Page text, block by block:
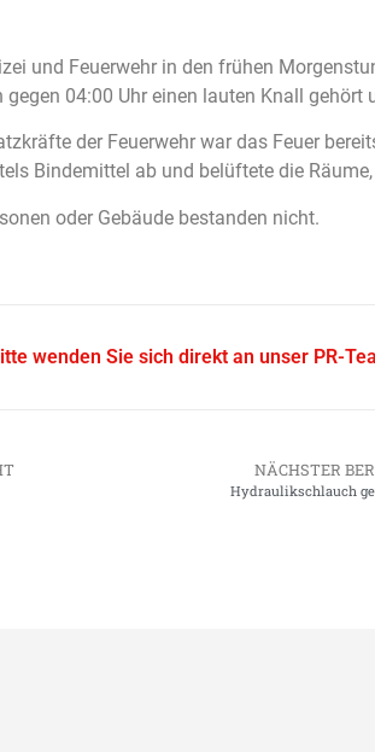
und Feuerwehr in den frühen
gegen 04:00 Uhr einen lauten Knall
der Feuerwehr war das Feuer
Bindemittel ab und belüftete die
oder Gebäude bestanden nicht.
wenden Sie sich direkt an unser PR-
NÄCHSTER
Hydraulikschlauch